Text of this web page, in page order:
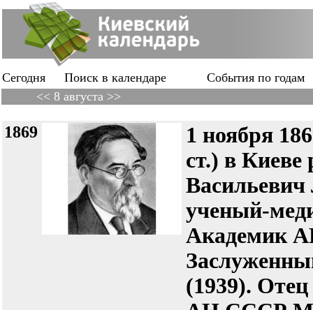
Сегодня Поиск в календаре
События по годам
<< 8 августа >>
1869
1 ноября
ст.) в Киеве
ученый-
Академик
(1939).